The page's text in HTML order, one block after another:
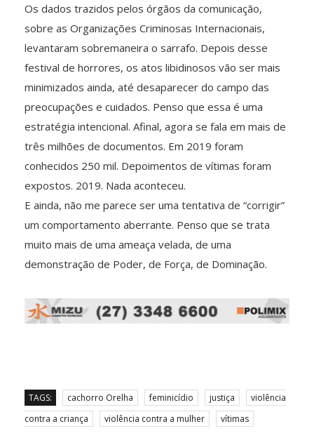
Os dados trazidos pelos órgãos da comunicação,
sobre as Organizações Criminosas Internacionais,
levantaram sobremaneira o sarrafo. Depois desse
festival de horrores, os atos libidinosos vão ser mais
minimizados ainda, até desaparecer do campo das
preocupações e cuidados. Penso que essa é uma
estratégia intencional. Afinal, agora se fala em mais de
três milhões de documentos. Em 2019 foram
conhecidos 250 mil. Depoimentos de vítimas foram
expostos. 2019. Nada aconteceu.
E ainda, não me parece ser uma tentativa de “corrigir”
um comportamento aberrante. Penso que se trata
muito mais de uma ameaça velada, de uma
demonstração de Poder, de Força, de Dominação.
TAGS: cachorro Orelha feminicídio justiça
violência
contra a criança
violência contra a mulher vítimas